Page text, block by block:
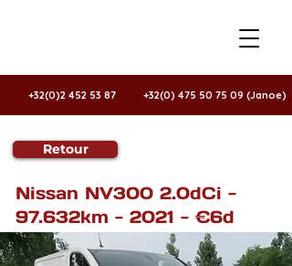
+32(0)2 452 53 87 +32(0) 475 50 75 09 (Janoe)
Retour
Nissan NV300 2.0dCi -
97.632km - 2021 - €6d